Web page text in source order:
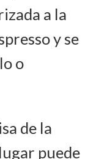
a la
y se
o
de la
puede